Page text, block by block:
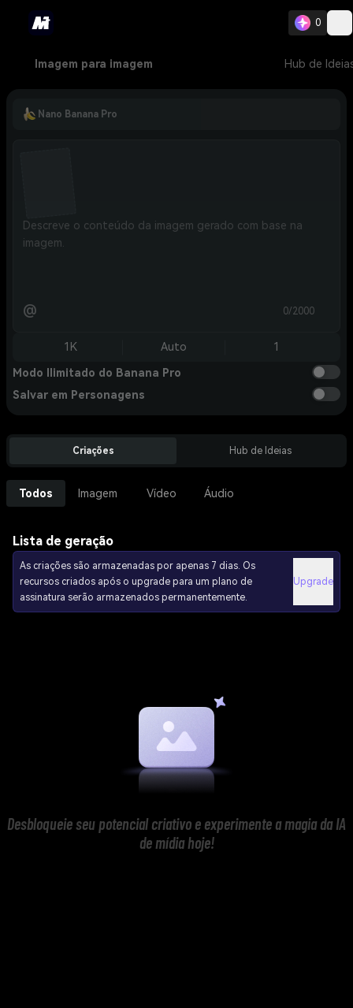
0
Imagem para imagem Hub de
Nano Banana Pro
@ 0/2000
1K Auto 1
Modo Ilimitado do Banana Pro
Salvar em Personagens
Criações Hub de Ideias
Todos Imagem Vídeo Áudio
Lista de geração
As criações são armazenadas por apenas 7 dias. Os
recursos criados após o upgrade para um plano de
assinatura serão armazenados permanentemente.
Upgrade
Desbloqueie seu potencial criativo e experimente a magia da IA
de mídia hoje!